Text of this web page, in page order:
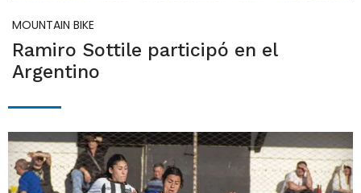
MOUNTAIN BIKE
Ramiro Sottile participó en el
Argentino